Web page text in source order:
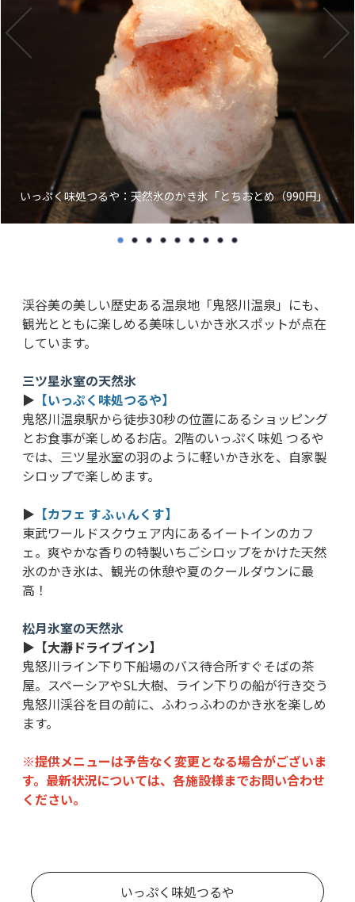
いっぷく味処つるや：天然氷のかき氷「とちおとめ（990円」
渓谷美の美しい歴史ある温泉地「鬼怒川温泉」にも、
観光とともに楽しめる美味しいかき氷スポットが点在
しています。
三ツ星氷室の天然氷
▶ 【いっぷく味処つるや】
鬼怒川温泉駅から徒歩30秒の位置にあるショッピング
とお食事が楽しめるお店。2階のいっぷく味処 つるや
では、三ツ星氷室の羽のように軽いかき氷を、自家製
シロップで楽しめます。
▶ 【カフェ すふぃんくす】
東武ワールドスクウェア内にあるイートインのカフ
ェ。爽やかな香りの特製いちごシロップをかけた天然
氷のかき氷は、観光の休憩や夏のクールダウンに最
高！
松月氷室の天然氷
▶【大瀞ドライブイン】
鬼怒川ライン下り下船場のバス待合所すぐそばの茶
屋。スペーシアやSL大樹、ライン下りの船が行き交う
鬼怒川渓谷を目の前に、ふわっふわのかき氷を楽しめ
ます。
※提供メニューは予告なく変更となる場合がございま
す。最新状況については、各施設様までお問い合わせ
ください。
いっぷく味処つるや